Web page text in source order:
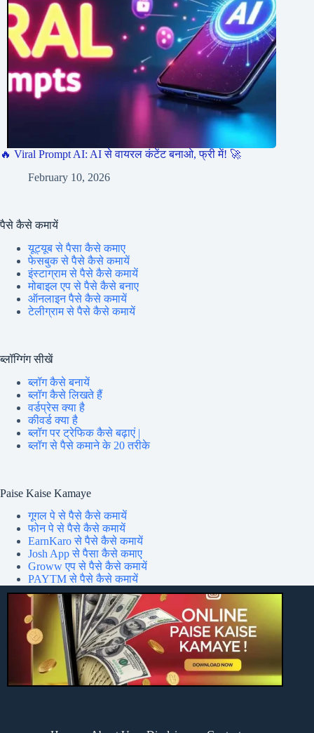
🔥 Viral Prompt AI: AI से वायरल कंटेंट बनाओ, फ्री में! 🚀
February 10, 2026
पैसे कैसे कमायें
यूट्यूब से पैसा कैसे कमाए
फेसबुक से पैसे कैसे कमायें
इंस्टाग्राम से पैसे कैसे कमायें
मोबाइल एप से पैसे कैसे बनाए
ऑनलाइन पैसे कैसे कमायें
टेलीग्राम से पैसे कैसे कमायें
ब्लॉग्गिंग सीखें
ब्लॉग कैसे बनायें
ब्लॉग कैसे लिखते हैं
वर्डप्रेस क्या है
कीवर्ड क्या है
ब्लॉग पर ट्रेफिक कैसे बढ़ाएं |
ब्लॉग से पैसे कमाने के 20 तरीके
Paise Kaise Kamaye
गूगल पे से पैसे कैसे कमायें
फोन पे से पैसे कैसे कमायें
EarnKaro से पैसे कैसे कमायें
Josh App से पैसा कैसे कमाए
Groww एप से पैसे कैसे कमायें
PAYTM से पैसे कैसे कमायें